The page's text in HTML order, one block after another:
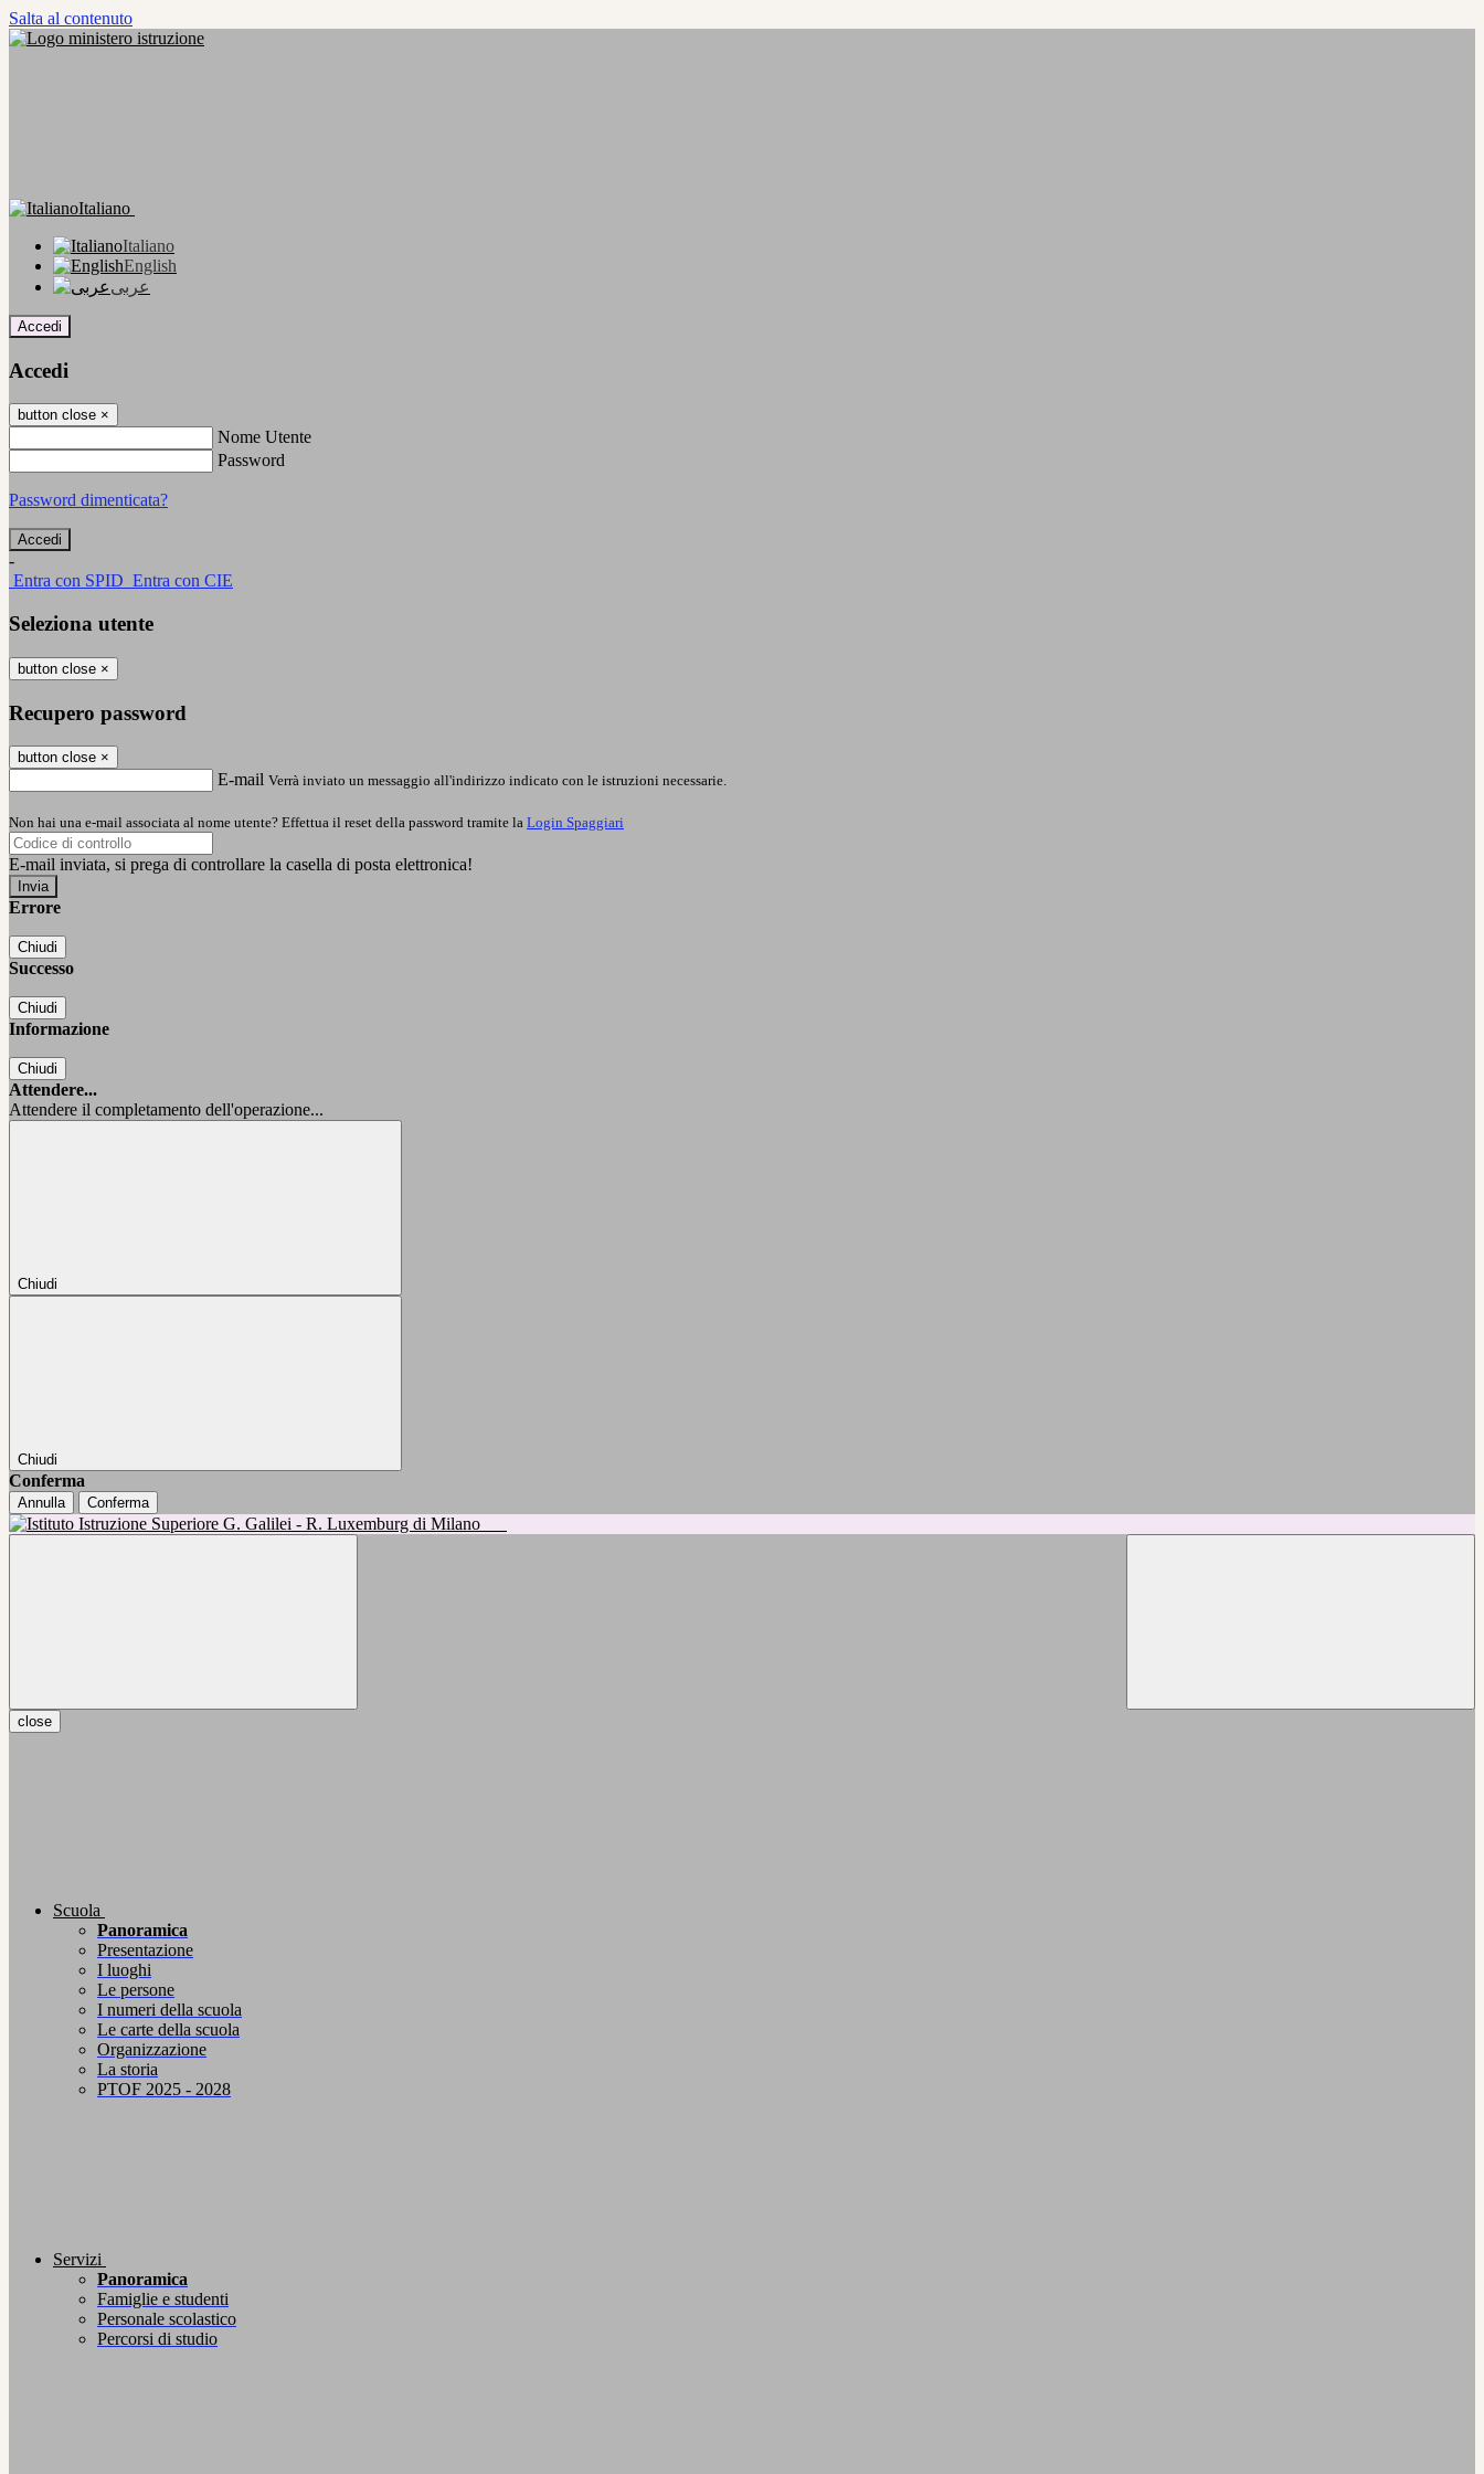
Salta al contenuto
Italiano
Italiano
English
عربى
Accedi
Accedi
button close ×
Nome Utente
Password
Password dimenticata?
-
Entra con SPID Entra con CIE
Seleziona utente
button close ×
Recupero password
button close ×
E-mail Verrà inviato un messaggio all'indirizzo indicato con le istruzioni necessarie.
Non hai una e-mail associata al nome utente? Effettua il reset della password tramite la Login Spaggiari
E-mail inviata, si prega di controllare la casella di posta elettronica!
Errore
Chiudi
Successo
Chiudi
Informazione
Chiudi
Attendere...
Attendere il completamento dell'operazione...
Chiudi
Chiudi
Conferma
Annulla Conferma
close
Scuola
Panoramica
Presentazione
I luoghi
Le persone
I numeri della scuola
Le carte della scuola
Organizzazione
La storia
PTOF 2025 - 2028
Servizi
Panoramica
Famiglie e studenti
Personale scolastico
Percorsi di studio